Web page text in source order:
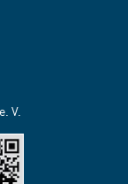
V.